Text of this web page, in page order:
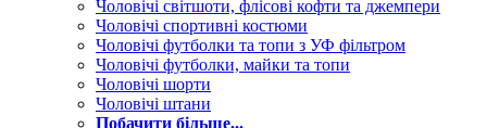
Чоловічі світшоти, флісові кофти та джемпери
Чоловічі спортивні костюми
Чоловічі футболки та топи з УФ фільтром
Чоловічі футболки, майки та топи
Чоловічі шорти
Чоловічі штани
Побачити більше...